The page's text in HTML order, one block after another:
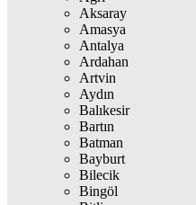
Aksaray
Amasya
Antalya
Ardahan
Artvin
Aydın
Balıkesir
Bartın
Batman
Bayburt
Bilecik
Bingöl